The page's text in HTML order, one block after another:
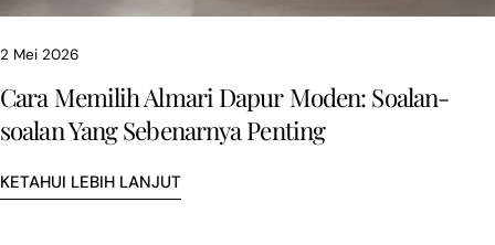
2 Mei 2026
Cara Memilih Almari Dapur Moden: Soalan-
soalan Yang Sebenarnya Penting
KETAHUI LEBIH LANJUT